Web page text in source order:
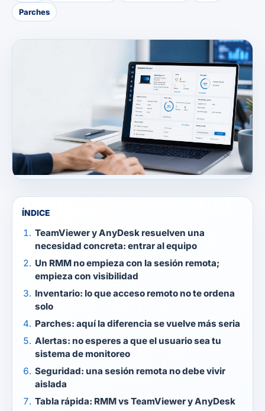
Parches
ÍNDICE
TeamViewer y AnyDesk resuelven una
necesidad concreta: entrar al equipo
Un RMM no empieza con la sesión remota;
empieza con visibilidad
Inventario: lo que acceso remoto no te ordena
solo
Parches: aquí la diferencia se vuelve más seria
Alertas: no esperes a que el usuario sea tu
sistema de monitoreo
Seguridad: una sesión remota no debe vivir
aislada
Tabla rápida: RMM vs TeamViewer y AnyDesk